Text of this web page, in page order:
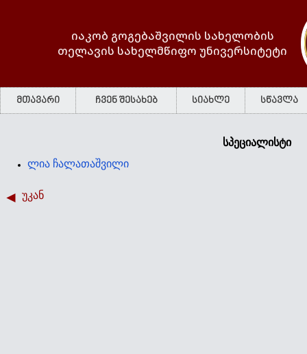
იაკობ გოგებაშვილის სახელობის
თელავის სახელმწიფო უნივერსიტეტი
მთავარი ჩვენ შესახებ სიახლე სწავლა
სპეციალისტი
ლია ჩალათაშვილი
უკან